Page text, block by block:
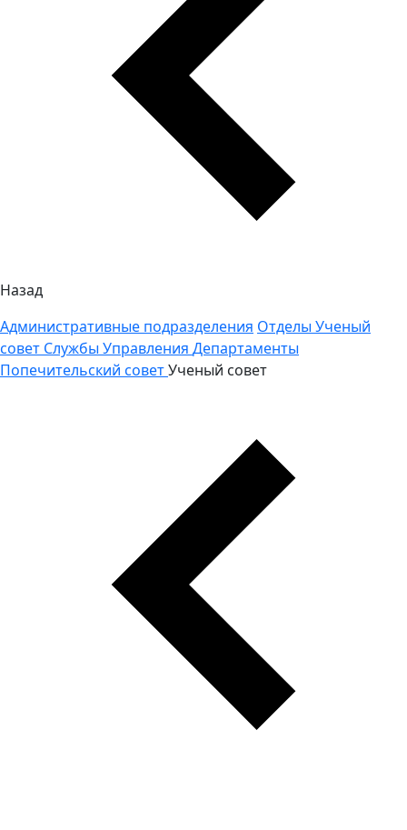
Назад
Административные подразделения Отделы Ученый
совет Службы Управления Департаменты
Попечительский советУченый совет